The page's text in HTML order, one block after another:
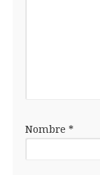
Nombre *